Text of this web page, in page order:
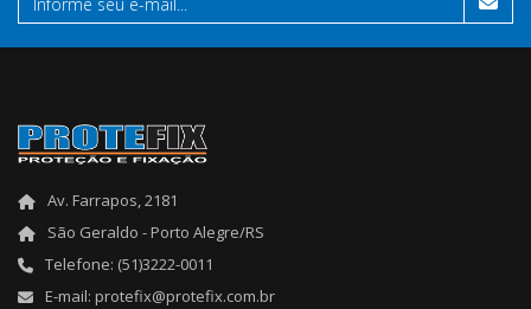
Av. Farrapos, 2181
São Geraldo - Porto Alegre/RS
Telefone: (51)3222-0011
E-mail: protefix@protefix.com.br